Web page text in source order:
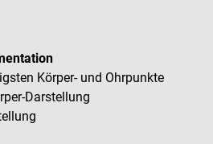
Körper- und Ohrpunkte
Darstellung